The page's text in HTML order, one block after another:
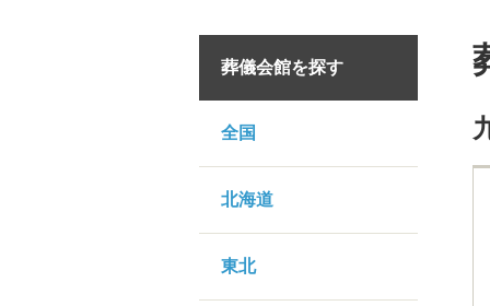
葬儀会館を探す
全国
北海道
東北